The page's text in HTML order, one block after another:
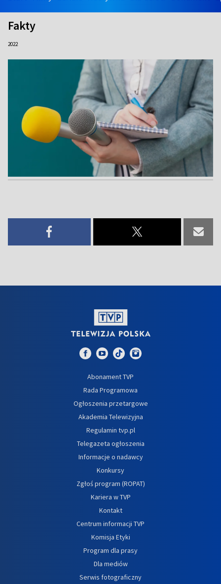
Fakty
2022
Abonament TVP
Rada Programowa
Ogłoszenia przetargowe
Akademia Telewizyjna
Regulamin tvp.pl
Telegazeta ogłoszenia
Informacje o nadawcy
Konkursy
Zgłoś program (ROPAT)
Kariera w TVP
Kontakt
Centrum informacji TVP
Komisja Etyki
Program dla prasy
Dla mediów
Serwis fotograficzny